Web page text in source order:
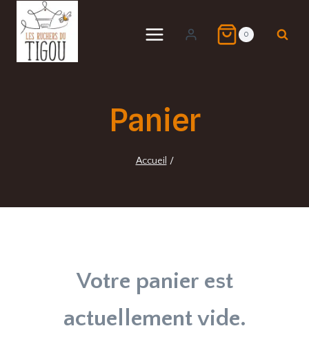
contenu
0
Panier
Accueil /
Votre panier est
actuellement vide.